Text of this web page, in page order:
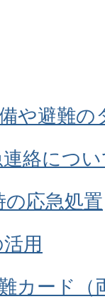
や避難の
絡につ
応急処置
用
カード（